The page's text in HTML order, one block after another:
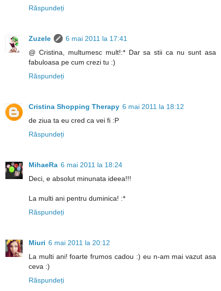
Răspundeți
Zuzele
6 mai 2011 la 17:41
@ Cristina, multumesc mult!:* Dar sa stii ca nu sunt asa
fabuloasa pe cum crezi tu :)
Răspundeți
Cristina Shopping Therapy 6 mai 2011 la 18:12
de ziua ta eu cred ca vei fi :P
Răspundeți
MihaeRa 6 mai 2011 la 18:24
Deci, e absolut minunata ideea!!!
La multi ani pentru duminica! :*
Răspundeți
Miuri 6 mai 2011 la 20:12
La multi ani! foarte frumos cadou :) eu n-am mai vazut asa
ceva :)
Răspundeți